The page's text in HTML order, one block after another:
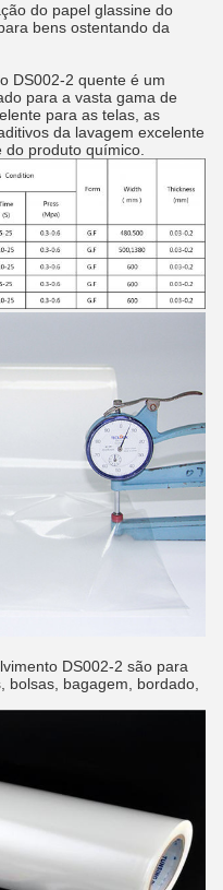
do papel glassine do
bens ostentando da
DS002-2 quente é um
para a vasta gama de
para as telas, as
da lavagem excelente
produto químico.
DS002-2 são para
bolsas, bagagem, bordado,